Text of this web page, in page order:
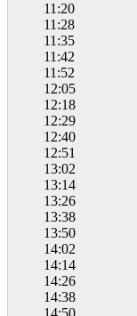
11:20
11:28
11:35
11:42
11:52
12:05
12:18
12:29
12:40
12:51
13:02
13:14
13:26
13:38
13:50
14:02
14:14
14:26
14:38
14:50